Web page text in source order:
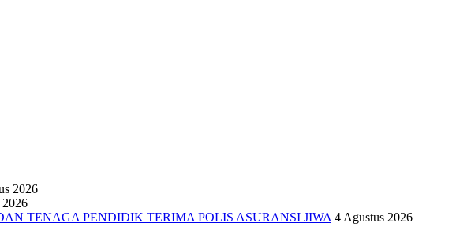
2026
2026
TENAGA PENDIDIK TERIMA POLIS ASURANSI JIWA 4 Agustus 2026